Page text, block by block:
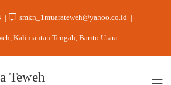
smkn_1muarateweh@yahoo.co.id
Kalimantan Tengah, Barito Utara
Teweh